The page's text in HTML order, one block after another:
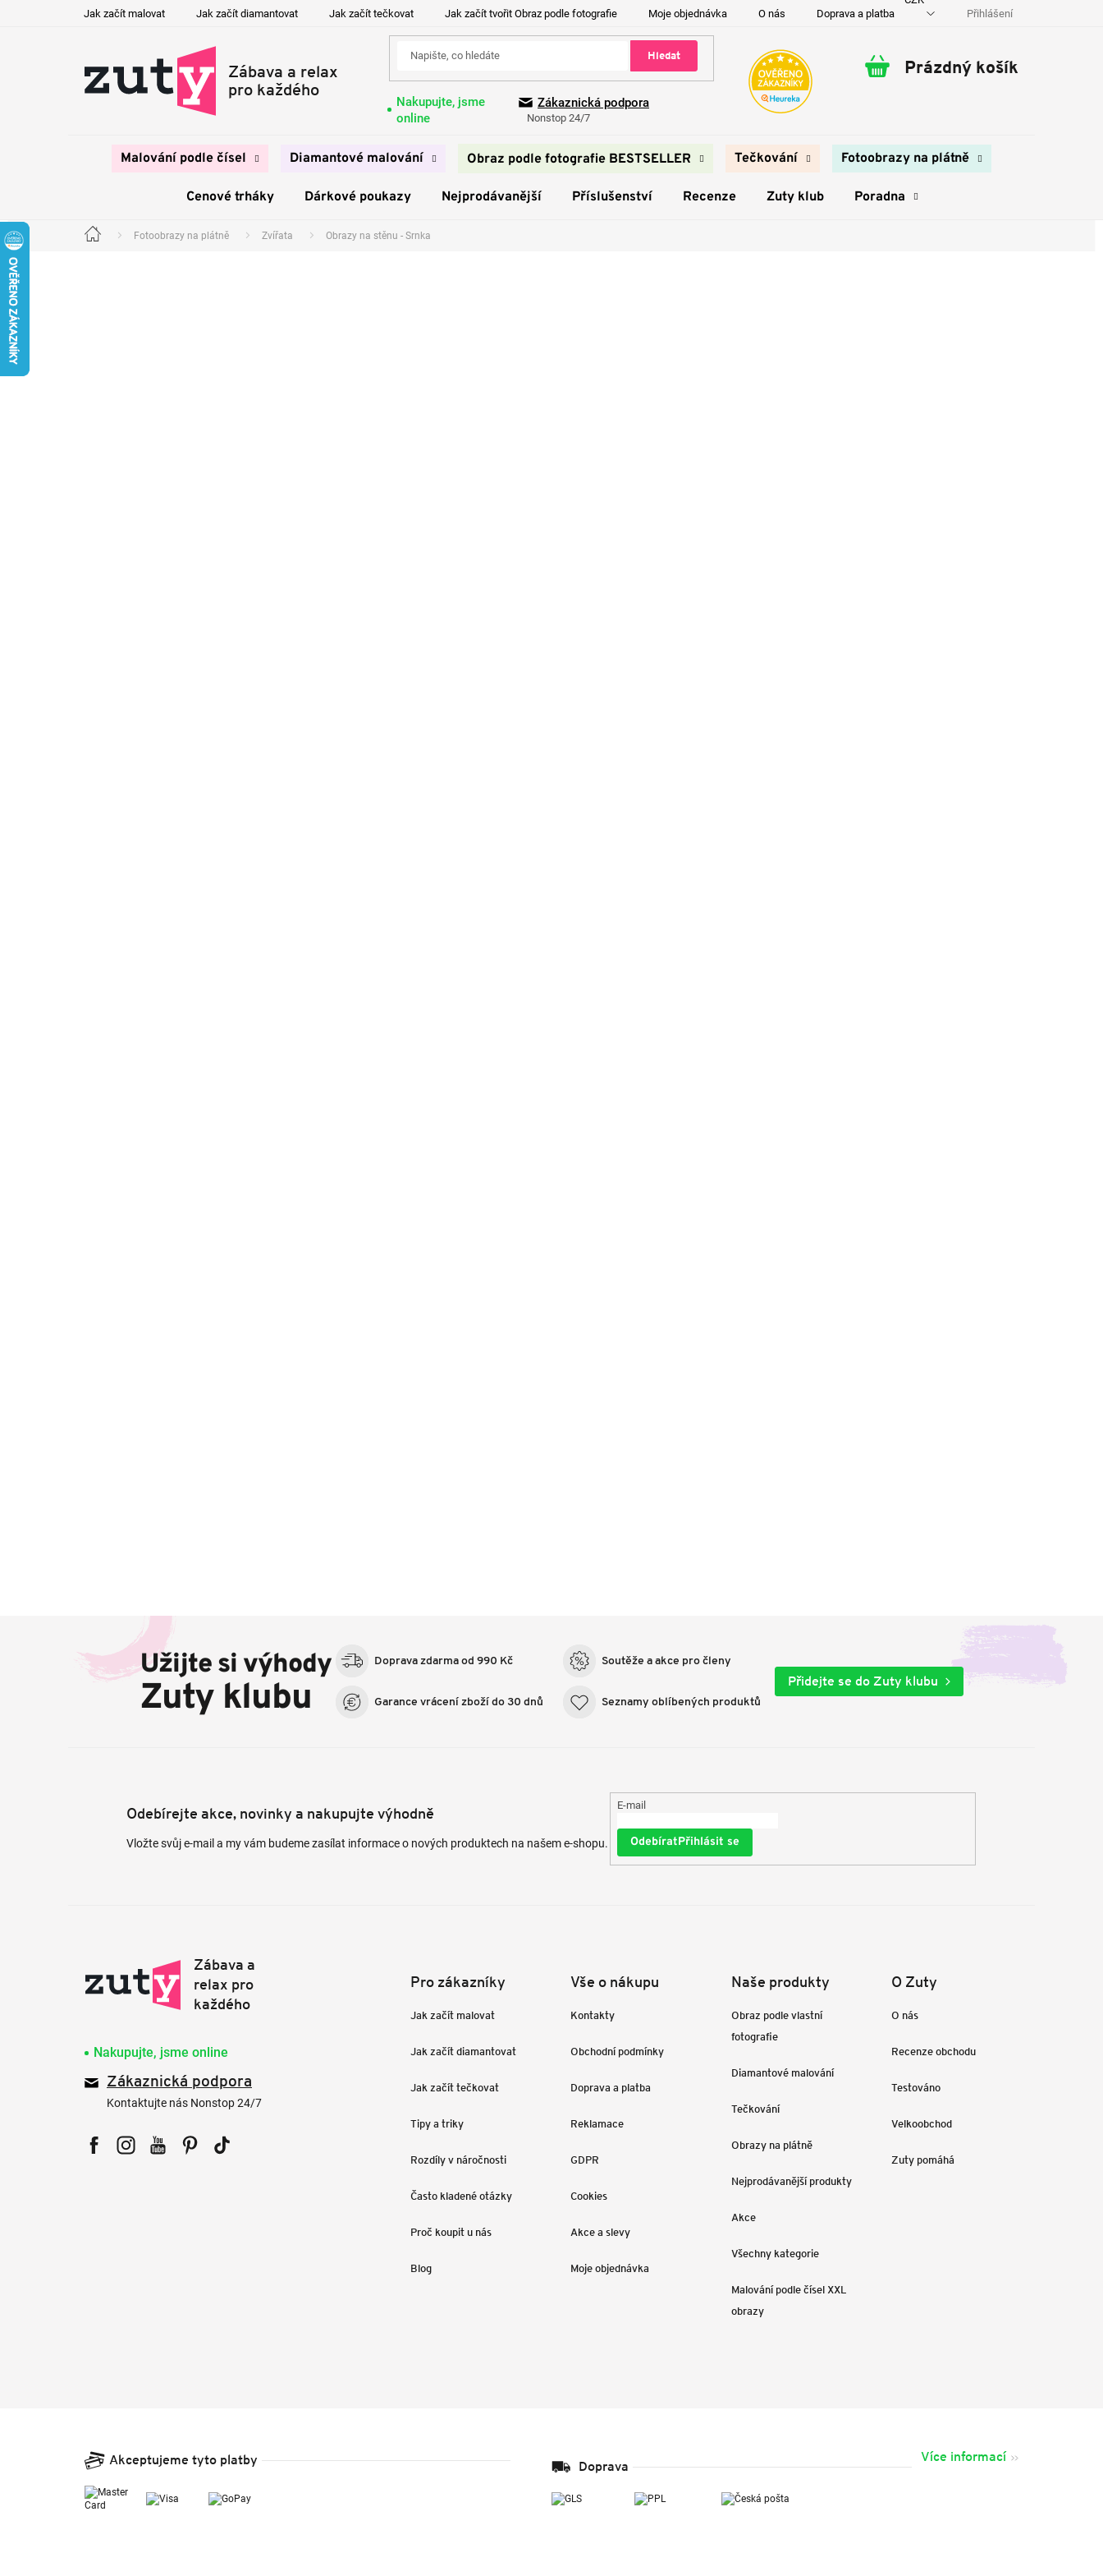
Jak začít malovat Jak začít diamantovat Jak začít tečkovat Jak začít tvořit Obraz podle fotografie Moje objednávka O nás Doprava a platba Kontakty Přihlášení
Hledat
Nakupujte, jsme
online
Zákaznická podpora
Nonstop 24/7
Nákupní
Prázdný košík
Malování podle čísel Diamantové malování Obraz podle fotografie BESTSELLER Tečkování Fotoobrazy na plátně
Cenové trháky Dárkové poukazy Nejprodávanější Příslušenství Recenze Zuty klub Poradna
Domů Fotoobrazy na plátně Zvířata Obrazy na stěnu - Srnka
Užijte si výhody
Zuty klubu
Doprava zdarma od 990 Kč
Garance vrácení zboží do 30 dnů
Soutěže a akce pro členy
Seznamy oblíbených produktů
Přidejte se do Zuty klubu
Odebírejte akce, novinky a nakupujte výhodně
Vložte svůj e-mail a my vám budeme zasílat informace o nových produktech na našem e-shopu.
E-mail
Přihlásit se
Nakupujte, jsme online
Zákaznická podpora
Kontaktujte nás Nonstop 24/7
Pro zákazníky
Jak začít malovat
Jak začít diamantovat
Jak začít tečkovat
Tipy a triky
Rozdíly v náročnosti
Často kladené otázky
Proč koupit u nás
Blog
Vše o nákupu
Kontakty
Obchodní podmínky
Doprava a platba
Reklamace
GDPR
Cookies
Akce a slevy
Moje objednávka
Naše produkty
Obraz podle vlastní
fotografie
Diamantové malování
Tečkování
Obrazy na plátně
Nejprodávanější produkty
Akce
Všechny kategorie
Malování podle čísel XXL
obrazy
O Zuty
O nás
Recenze obchodu
Testováno
Velkoobchod
Zuty pomáhá
Akceptujeme tyto platby Doprava
Více informací